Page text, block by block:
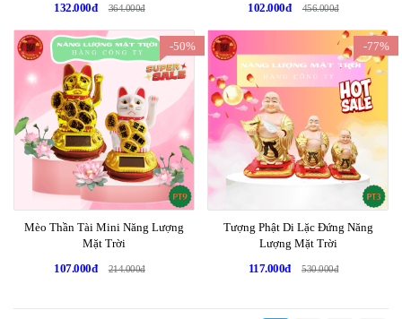
132.000đ
364.000đ
102.000đ
456.000đ
-50%
Mèo Thần Tài Mini Năng Lượng
Mặt Trời
107.000đ
214.000đ
-77%
Tượng Phật Di Lặc Đứng Năng
Lượng Mặt Trời
117.000đ
530.000đ